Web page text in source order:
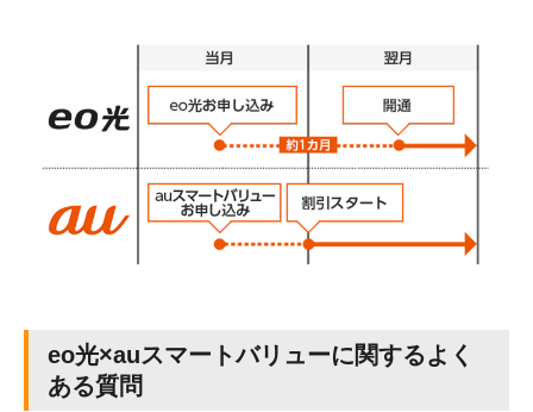
eo光×auスマートバリューに関するよく
ある質問